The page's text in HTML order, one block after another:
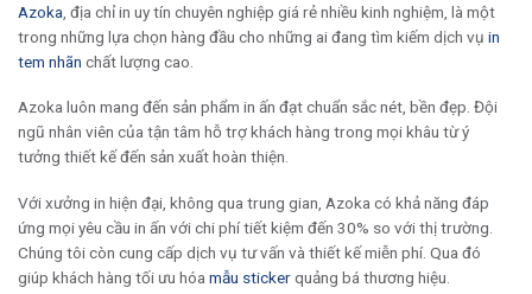
Azoka , địa chỉ in uy tín chuyên nghiệp giá rẻ nhiều kinh nghiệm, là một
trong những lựa chọn hàng đầu cho những ai đang tìm kiếm dịch vụ in
tem nhãn chất lượng cao.
Azoka luôn mang đến sản phẩm in ấn đạt chuẩn sắc nét, bền đẹp. Đội
ngũ nhân viên của tận tâm hỗ trợ khách hàng trong mọi khâu từ ý
tưởng thiết kế đến sản xuất hoàn thiện.
Với xưởng in hiện đại, không qua trung gian, Azoka có khả năng đáp
ứng mọi yêu cầu in ấn với chi phí tiết kiệm đến 30% so với thị trường.
Chúng tôi còn cung cấp dịch vụ tư vấn và thiết kế miễn phí. Qua đó
giúp khách hàng tối ưu hóa mẫu stickerquảng bá thương hiệu.